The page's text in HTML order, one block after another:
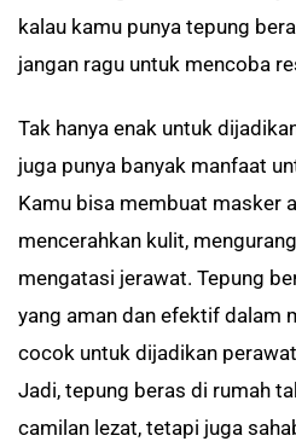
kalau kamu punya tepung
jangan ragu untuk mencoba
Tak hanya enak untuk
juga punya banyak manfaat
Kamu bisa membuat masker
mencerahkan kulit,
mengatasi jerawat. Tepung
yang aman dan efektif dalam
cocok untuk dijadikan
Jadi, tepung beras di rumah
camilan lezat, tetapi juga